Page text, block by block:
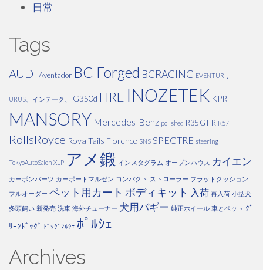
日常
Tags
AUDI Aventador BC Forged BCRACING EVENTURI、
URUS、インテーク、 G350d HRE INOZETEK KPR
MANSORY Mercedes-Benz polished R35 GT-R R57
RollsRoyce RoyalTails Florence SNS SPECTRE steering
TokyoAutoSalon XLP アメ鍛 インスタグラム オープンハウス カイエン
カーボンパーツ カーポートマルゼン コンパクト ストローラー フラットクッション
フルオーダー ペット用カート ボディキット 入荷 再入荷 小型犬
多頭飼い 新発売 洗車 海外チューナー 犬用バギー 純正ホイール 車とペット ｸﾞ
ﾘｰﾝﾄﾞｯｸﾞ ﾄﾞｯｸﾞﾏﾙｼｪ ﾎﾟﾙｼｪ
Archives